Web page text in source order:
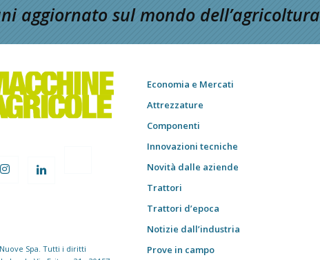
aggiornato sul mondo dell’agricoltura
Spa. Tutti i diritti
Economia e Mercati
Attrezzature
Componenti
Innovazioni tecniche
Novità dalle aziende
Trattori
Trattori d’epoca
Notizie dall’industria
Prove in campo